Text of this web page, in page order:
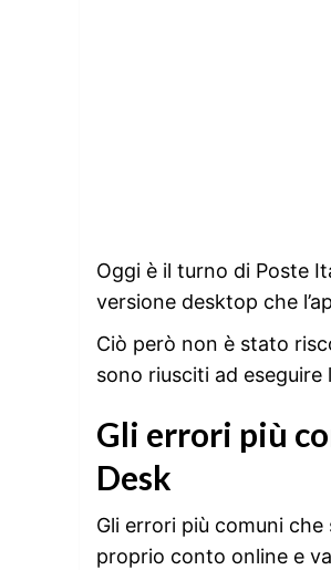
Oggi è il turno di Poste
versione desktop che
Ciò però non è stato
sono riusciti ad eseguire
Gli errori più
Desk
Gli errori più comuni
proprio conto online e